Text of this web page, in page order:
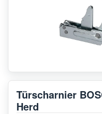
Türscharnier
Herd